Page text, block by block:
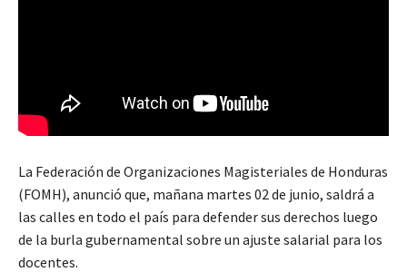
La Federación de Organizaciones Magisteriales de Honduras
(FOMH), anunció que, mañana martes 02 de junio, saldrá a
las calles en todo el país para defender sus derechos luego
de la burla gubernamental sobre un ajuste salarial para los
docentes.